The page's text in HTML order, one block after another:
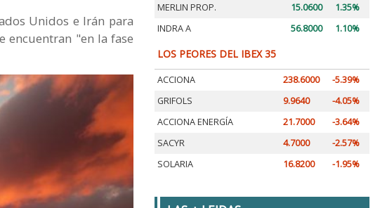
Unidos e Irán para
encuentran "en la fase
MERLIN PROP.
15.0600
1.35%
INDRA A
56.8000 1.10%
LOS PEORES DEL IBEX 35
ACCIONA 238.6000
-5.39%
GRIFOLS
9.9640
-4.05%
ACCIONA ENERGÍA
21.7000
-3.64%
SACYR
4.7000
-2.57%
SOLARIA
16.8200 -1.95%